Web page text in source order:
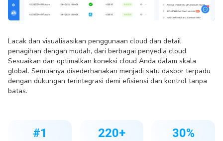
Lacak dan visualisasikan penggunaan cloud dan detail
penagihan dengan mudah, dari berbagai penyedia cloud.
Sesuaikan dan optimalkan koneksi cloud Anda dalam skala
global. Semuanya disederhanakan menjadi satu dasbor terpadu
dengan dukungan terintegrasi demi efisiensi dan kontrol tanpa
batas.
#1 220+ 30%